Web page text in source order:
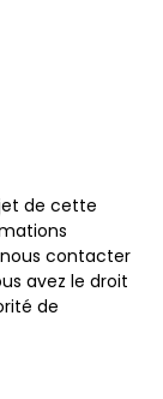
de cette
contacter
avez le droit
de